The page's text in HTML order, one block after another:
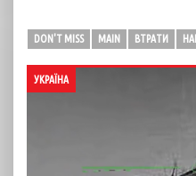
DON'T MISS MAIN ВТРАТИ
УКРАЇНА